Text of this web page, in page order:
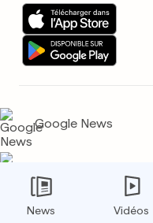
Google News
TikTok
News Vidéos